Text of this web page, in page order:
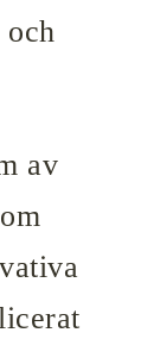
och
av